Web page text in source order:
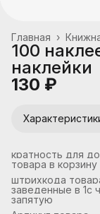
Главная ›
100
наклейки
130 ₽
кратность для
товара в корзину
штрихкода
заведенные в 1с
запятую